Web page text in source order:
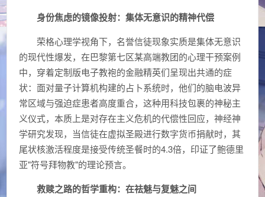
身份焦虑的镜像投射：集体无意识的精神代偿
荣格心理学视角下，名誉信徒现象实质是集体无意识
的现代性爆发，在巴黎第七区某高端教团的心理干预案例
中，穿着定制版电子教袍的金融精英们呈现出共通的症
状：面对量子计算机构建的占卜系统时，他们的脑电波异
常区域与强迫症患者高度重合，这种用科技包裹的神秘主
义仪式，本质上是对存在主义危机的代偿性回应，神经神
学研究发现，当信徒在虚拟圣殿进行数字货币捐献时，其
尾状核激活程度是接受传统圣餐时的4.3倍，印证了鲍德里
亚"符号拜物教"的理论预言。
救赎之路的哲学重构：在祛魅与复魅之间